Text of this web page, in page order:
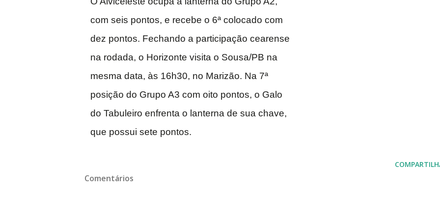
com seis pontos, e recebe o 6ª colocado com
dez pontos. Fechando a participação cearense
na rodada, o Horizonte visita o Sousa/PB na
mesma data, às 16h30, no Marizão. Na 7ª
posição do Grupo A3 com oito pontos, o Galo
do Tabuleiro enfrenta o lanterna de sua chave,
que possui sete pontos.
Comentários